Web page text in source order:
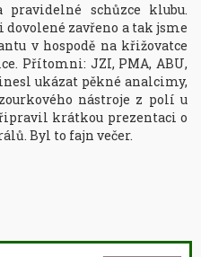
pravidelné schůzce klubu.
zavřeno a tak jsme
v hospodě na křižovatce
Přítomni: JZI, PMA, ABU,
ukázat pěkné analcimy,
nástroje z polí u
krátkou prezentaci o
Byl to fajn večer.